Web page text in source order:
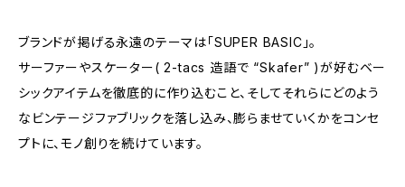
ブランドが掲げる永遠のテーマは「SUPER BASIC」。
サーファーやスケーター( 2-tacs 造語で “Skafer” )が好むベー
シックアイテムを徹底的に作り込むこと、そしてそれらにどのよう
なビンテージファブリックを落し込み、膨らませていくかをコンセ
プトに、モノ創りを続けています。